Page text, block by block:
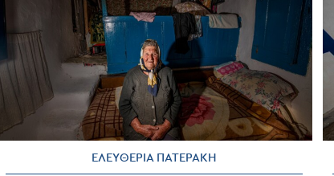
ΕΛΕΥΘΕΡΙΑ ΠΑΤΕΡΑΚΗ